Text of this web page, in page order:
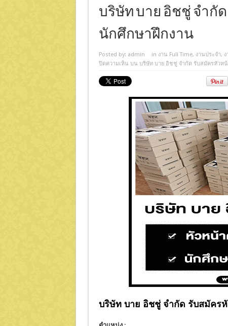
บริษัท บาย อิชชู่ จำกั
นักศึกษาฝึกงาน
Posted by: admin in งาน Full Time, งานประจำ,
ปิดความเห็น บน บริษัท บาย อิชชู่ จำกัด รับสมัครหัวห
บริษัท บาย อิชชู่ จำกัด รับสมัคร